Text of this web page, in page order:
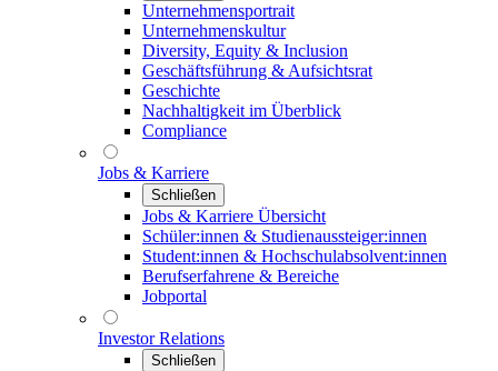
Unternehmensportrait
Unternehmenskultur
Diversity, Equity & Inclusion
Geschäftsführung & Aufsichtsrat
Geschichte
Nachhaltigkeit im Überblick
Compliance
Jobs & Karriere
Schließen
Jobs & Karriere Übersicht
Schüler:innen & Studienaussteiger:innen
Student:innen & Hochschulabsolvent:innen
Berufserfahrene & Bereiche
Jobportal
Investor Relations
Schließen